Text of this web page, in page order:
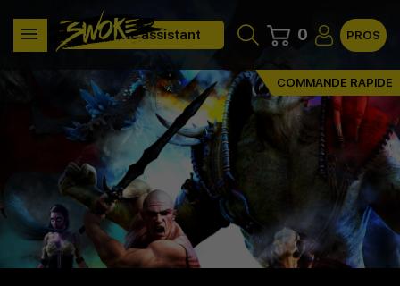
COMMANDE RAPIDE
Clone assistant 0 PROS